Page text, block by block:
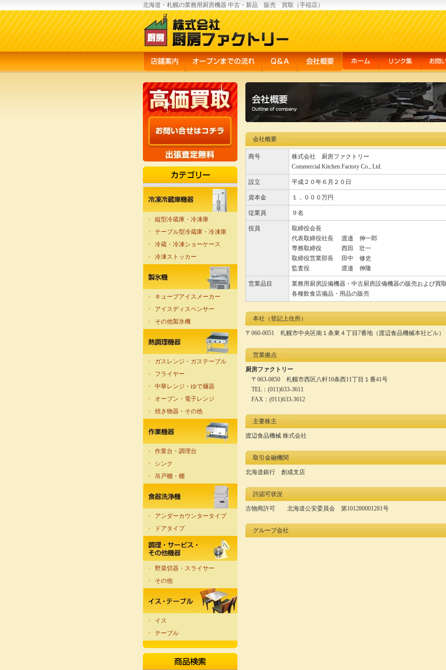
北海道・札幌の業務用厨房機器 中古・新品 販売 買取（手稲店）
・
縦型冷蔵庫・冷凍庫
・
テーブル型冷蔵庫・冷凍庫
・
冷蔵・冷凍ショーケース
・
冷凍ストッカー
・
キューブアイスメーカー
・
アイスディスペンサー
・
その他製氷機
・
ガスレンジ・ガステーブル
・
フライヤー
・
中華レンジ・ゆで麺器
・
オーブン・電子レンジ
・
焼き物器・その他
・
作業台・調理台
・
シンク
・
吊戸棚・棚
・
アンダーカウンタータイプ
・
ドアタイプ
・
野菜切器・スライサー
・
その他
・
イス
・
テーブル
会社概要
商号
株式会社 厨房ファクトリー
Commercial Kitchen Factory Co., Ltd.
設立 平成２０年６月２０日
資本金 １，０００万円
従業員 ９名
役員
取締役会長
代表取締役社長
渡邉 伸一郎
専務取締役
西田 壮一
取締役営業部長
田中 修史
監査役
渡邉 伸隆
営業品目
業務用厨房設備機器・中古厨房設備機器の販売および買
各種飲食店備品・用品の販売
本社（登記上住所）
〒060-0051 札幌市中央区南１条東４丁目7番地（渡辺食品機械本社ビル）
営業拠点
厨房ファクトリー
〒063-0850 札幌市西区八軒10条西11丁目１番41号
TEL：(011)633-3611
FAX：(011)633-3612
主要株主
渡辺食品機械 株式会社
取引金融機関
北海道銀行 創成支店
許認可状況
古物商許可 北海道公安委員会 第101280001281号
グループ会社